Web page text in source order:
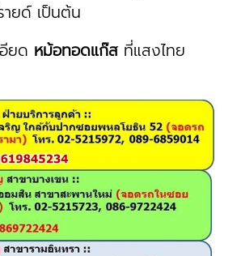
ยด์ เป็นต้น
ยด หม้อทอดแก๊สที่แสงไทย